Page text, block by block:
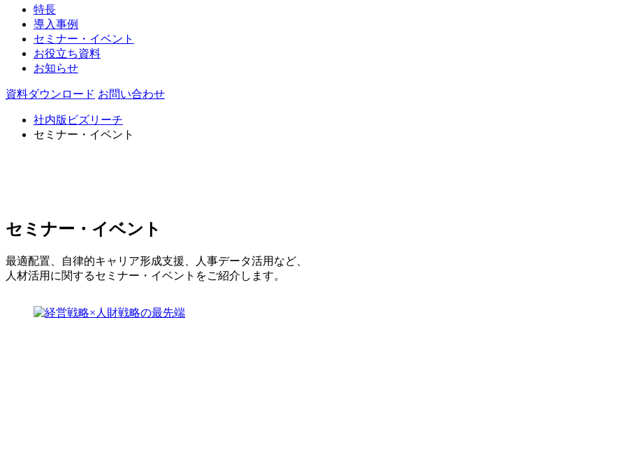
特長
導入事例
セミナー・イベント
お役立ち資料
お知らせ
資料ダウンロード お問い合わせ
社内版ビズリーチ
セミナー・イベント
セミナー・イベント
最適配置、自律的キャリア形成支援、人事データ活用など、
人材活用に関するセミナー・イベントをご紹介します。